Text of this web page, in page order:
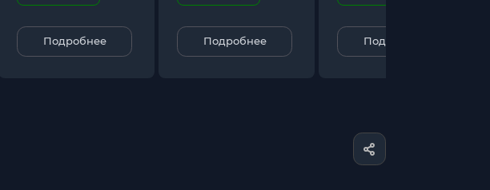
Подробнее Подробнее Подробнее